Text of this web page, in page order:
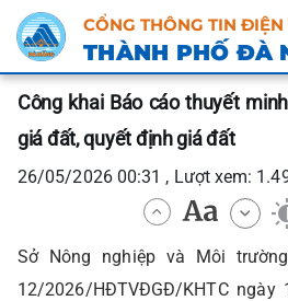
CỔNG THÔNG TIN ĐIỆN
THÀNH PHỐ ĐÀ
Công khai Báo cáo thuyết
giá đất, quyết định giá đất
26/05/2026 00:31 , Lượt xem:
Sở Nông nghiệp và Môi
12/2026/HĐTVĐGĐ/KHTC